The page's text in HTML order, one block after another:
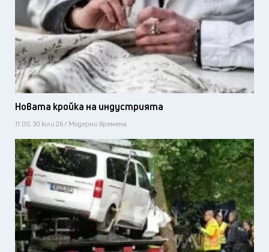
Новата кройка на индустрията
11:00, 30 юли 26 / Модерни времена